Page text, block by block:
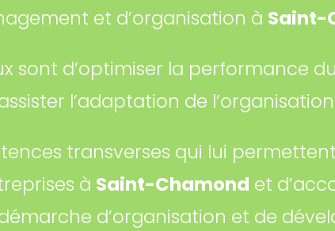
et d’organisation à Saint-
sont d’optimiser la performance
l’adaptation de
transverses qui lui
à Saint-Chamond et
d’organisation et de